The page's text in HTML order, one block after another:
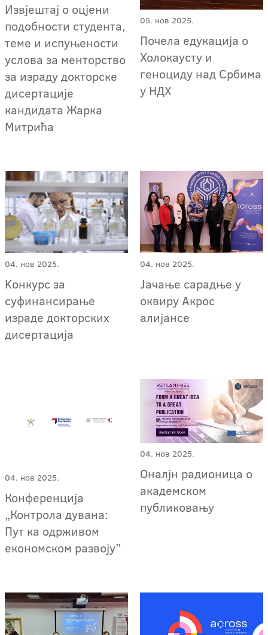
Извјештај о оцјени
подобности студента,
теме и испуњености
услова за менторство
за израду докторске
дисертације
кандидата Жарка
Митрића
05. нов 2025.
Почела едукација о
Холокаусту и
геноциду над Србима
у НДХ
04. нов 2025.
Kонкурс за
суфинансирање
израде докторских
дисертација
04. нов 2025.
Јачање сарадње у
оквиру Акрос
алијансе
04. нов 2025.
Конференција
„Контрола дувана:
Пут ка одрживом
економском развоју”
04. нов 2025.
Оналјн радионица о
академском
публиковању